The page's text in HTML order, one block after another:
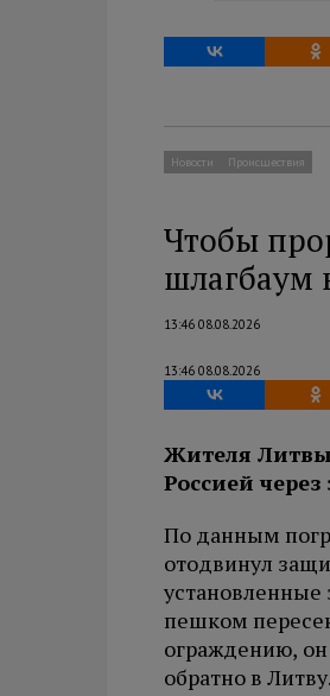
Новости Происшествия
Чтобы
шлагбаум
13:46 08.08.2026
13:46 08.08.2026
Жителя Литвы
Россией
По данным
отодвинул
пешком
ограждению, он
обратно в Литву.